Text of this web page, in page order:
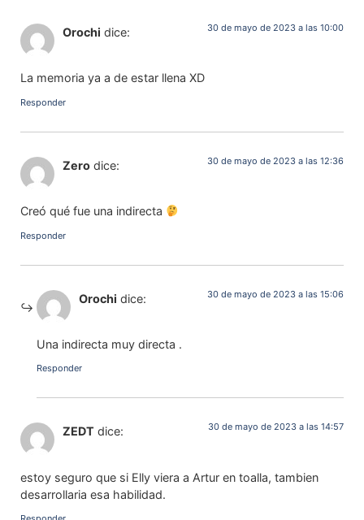
Orochi dice: 30 de mayo de 2023 a las 10:00
La memoria ya a de estar llena XD
Responder
Zero dice: 30 de mayo de 2023 a las 12:36
Creó qué fue una indirecta
Responder
Orochi dice: 30 de mayo de 2023 a las 15:06
Una indirecta muy directa .
Responder
ZEDT dice: 30 de mayo de 2023 a las 14:57
estoy seguro que si Elly viera a Artur en toalla, tambien
desarrollaria esa habilidad.